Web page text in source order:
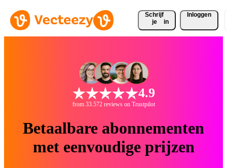
Schrijf
je
in
Inloggen
4.9
from 33.572 reviews on Trustpilot
Betaalbare abonnementen
met eenvoudige prijzen